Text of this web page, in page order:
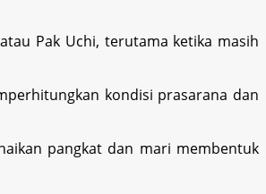
Pak Uchi, terutama ketika masih
kondisi prasarana dan
pangkat dan mari membentuk